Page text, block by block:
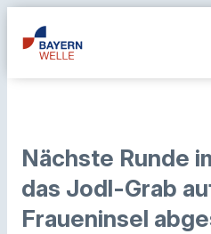
Nächste Runde
das Jodl-Grab
Fraueninsel